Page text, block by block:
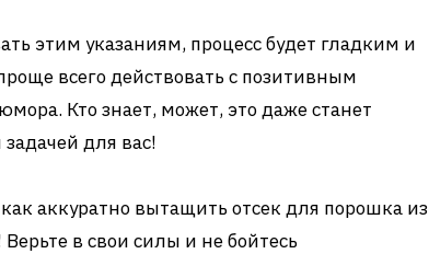
этим указаниям, процесс будет гладким и
всего действовать с позитивным
Кто знает, может, это даже станет
для вас!
аккуратно вытащить отсек для порошка из
в свои силы и не бойтесь